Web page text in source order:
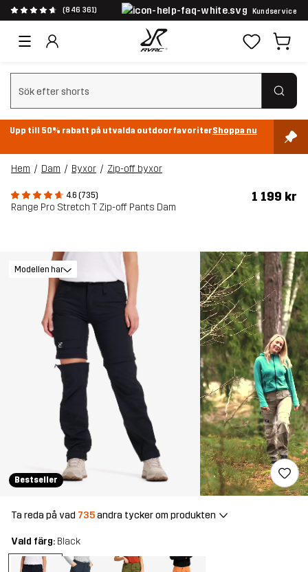
(846 361) Kundservice
Rensa sök
Upp till 50% rabatt på utvalda outdoorfavoriterShoppa nu
Hem Dam Byxor Zip-off byxor
4.6 (735)
Range Pro Stretch T Zip-off Pants Dam
1 199 kr
Bestseller
Modellen har
Ta reda på vad 735andra tycker om produkten
Vald färg: Black